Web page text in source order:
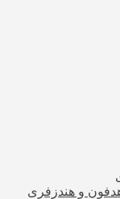
هدفون و هندزفری